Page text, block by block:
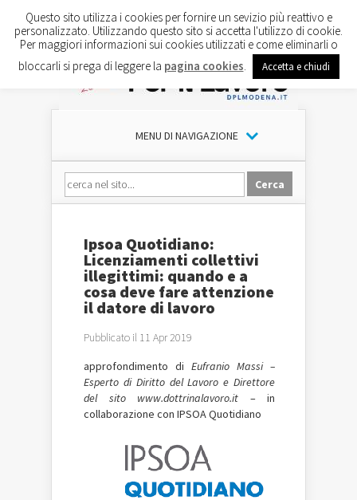
MENU DI NAVIGAZIONE
Ipsoa Quotidiano:
Licenziamenti collettivi
illegittimi: quando e a
cosa deve fare attenzione
il datore di lavoro
Pubblicato il 11 Apr 2019
approfondimento di Eufranio Massi –
Esperto di Diritto del Lavoro e Direttore
del sito www.dottrinalavoro.it – in
collaborazione con IPSOA Quotidiano
Questo sito utilizza i cookies per fornire un sevizio più reattivo e
personalizzato. Utilizzando questo sito si accetta l'utilizzo di cookie.
Per maggiori informazioni sui cookies utilizzati e come eliminarli o
bloccarli si prega di leggere la pagina cookies Accetta e chiudi